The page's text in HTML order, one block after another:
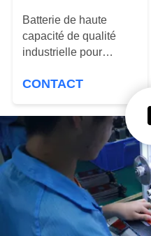
DEMANDE
DE
SOUMISSION
DU
SITE
PRIVACY
POLICY
Batterie de haute
capacité de qualité
industrielle pour
3.8V
CONTACT